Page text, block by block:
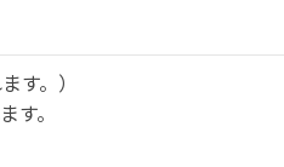
す。）
す。